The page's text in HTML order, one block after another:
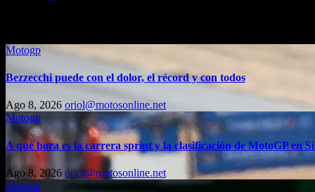
Motogp
Bezzecchi puede con el dolor, el récord y con todos
Ago 8, 2026 oriol@motosonline.net
Motogp
A qué hora es la carrera sprint y la clasificación de MotoGP en
Ago 8, 2026 oriol@motosonline.net
Motogp